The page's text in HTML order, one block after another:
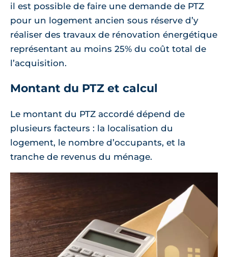
il est possible de faire une demande de PTZ
pour un logement ancien sous réserve d’y
réaliser des travaux de rénovation énergétique
représentant au moins 25% du coût total de
l’acquisition.
Montant du PTZ et calcul
Le montant du PTZ accordé dépend de
plusieurs facteurs : la localisation du
logement, le nombre d’occupants, et la
tranche de revenus du ménage.